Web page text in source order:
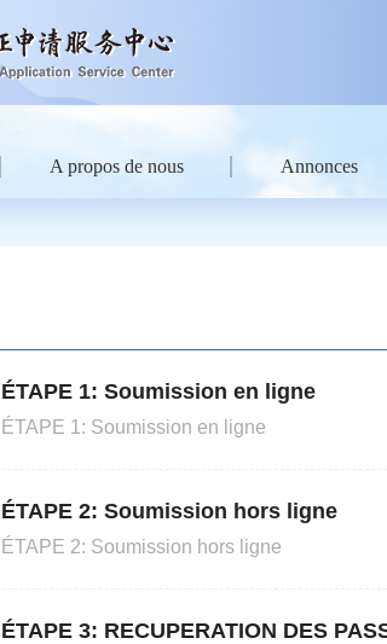
A propos de nous Annonces
ÉTAPE 1: Soumission en ligne
ÉTAPE 1: Soumission en ligne
ÉTAPE 2: Soumission hors ligne
ÉTAPE 2: Soumission hors ligne
ÉTAPE 3: RECUPERATION DES